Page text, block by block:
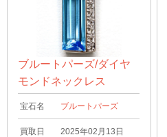
ブルートパーズ/ダイヤ
モンドネックレス
宝石名 ブルートパーズ
買取日 2025年02月13日